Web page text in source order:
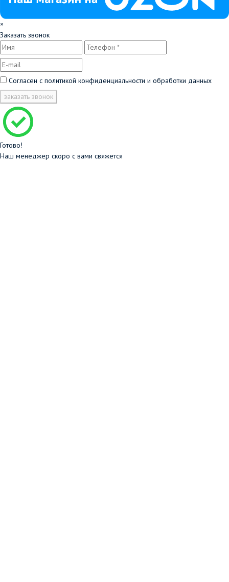
×
Заказать звонок
Согласен с политикой конфиденциальности и обработки данных
заказать звонок
Готово!
Наш менеджер скоро с вами свяжется